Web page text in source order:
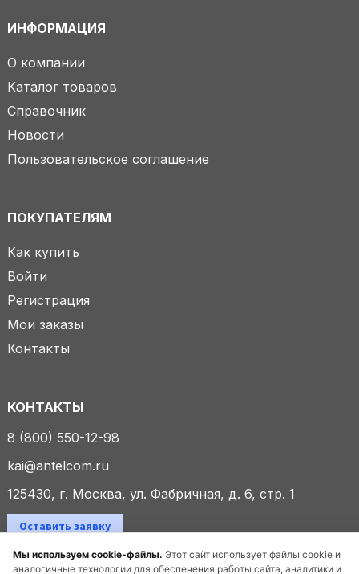
Мы используем cookie-файлы. Этот сайт использует файлы cookie и
аналогичные технологии для обеспечения работы сайта, аналитики и
ИНФОРМАЦИЯ
О компании
Каталог товаров
Справочник
Новости
Пользовательское соглашение
ПОКУПАТЕЛЯМ
Как купить
Войти
Регистрация
Мои заказы
Контакты
КОНТАКТЫ
8 (800) 550-12-98
kai@antelcom.ru
125430, г. Москва, ул. Фабричная, д. 6, стр. 1
Оставить заявку